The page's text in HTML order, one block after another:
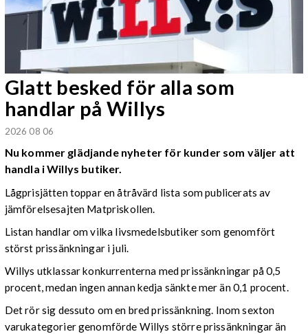
Glatt besked för alla som
handlar på Willys
2026 08 06
Nu kommer glädjande nyheter för kunder som väljer att
handla i Willys butiker.
Lågprisjätten toppar en åtråvärd lista som publicerats av
jämförelsesajten Matpriskollen.
Listan handlar om vilka livsmedelsbutiker som genomfört
störst prissänkningar i juli.
Willys utklassar konkurrenterna med prissänkningar på 0,5
procent, medan ingen annan kedja sänkte mer än 0,1 procent.
Det rör sig dessuto om en bred prissänkning. Inom sexton
varukategorier genomförde Willys större prissänkningar än